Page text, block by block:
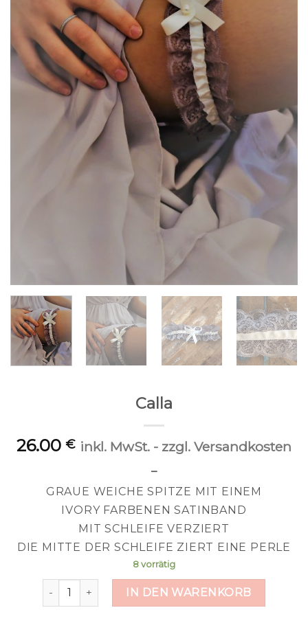
Calla
26.00 € inkl. MwSt. - zzgl. Versandkosten
–
GRAUE WEICHE SPITZE MIT EINEM
IVORY FARBENEN SATINBAND
MIT SCHLEIFE VERZIERT
DIE MITTE DER SCHLEIFE ZIERT EINE PERLE
8 vorrätig
Calla Menge IN DEN WARENKORB